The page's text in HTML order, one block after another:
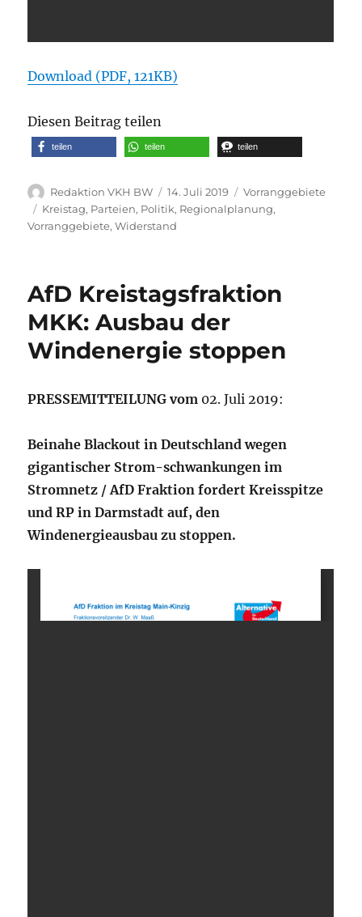
Download (PDF, 121KB)
Diesen Beitrag teilen
teilen teilen teilen
Autor
Redaktion VKH BW
Veröffentlicht
am
14. Juli 2019 Kategorien
Vorranggebiete
Schlagwörter
Kreistag, Parteien, Politik, Regionalplanung,
Vorranggebiete,Widerstand
AfD Kreistagsfraktion
MKK: Ausbau der
Windenergie stoppen
PRESSEMITTEILUNG vom 02. Juli 2019:
Beinahe Blackout in Deutschland wegen
gigantischer Strom-schwankungen im
Stromnetz / AfD Fraktion fordert Kreisspitze
und RP in Darmstadt auf, den
Windenergieausbau zu stoppen.